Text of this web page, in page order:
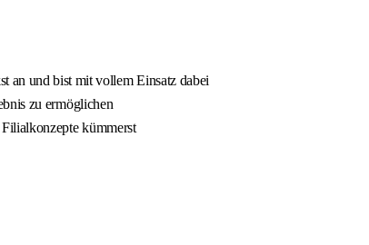
an und bist mit vollem Einsatz dabei
zu ermöglichen
kümmerst